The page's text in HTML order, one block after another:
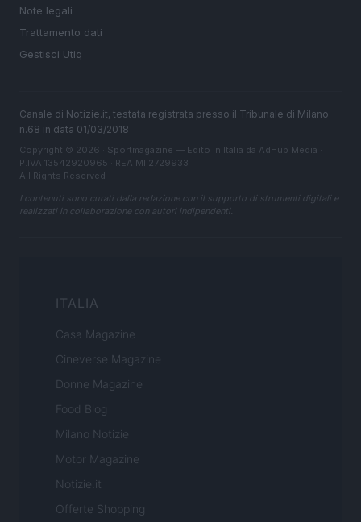
Note legali
Trattamento dati
Gestisci Utiq
Canale di Notizie.it, testata registrata presso il Tribunale di Milano
n.68 in data 01/03/2018
Copyright © 2026 · Sportmagazine — Edito in Italia da AdHub Media
P.IVA 13542920965 · REA MI 2729933
All Rights Reserved
I contenuti sono curati dalla redazione con il supporto di strumenti digitali e
realizzati in collaborazione con autori indipendenti.
ITALIA
Casa Magazine
Cineverse Magazine
Donne Magazine
Food Blog
Milano Notizie
Motor Magazine
Notizie.it
Offerte Shopping